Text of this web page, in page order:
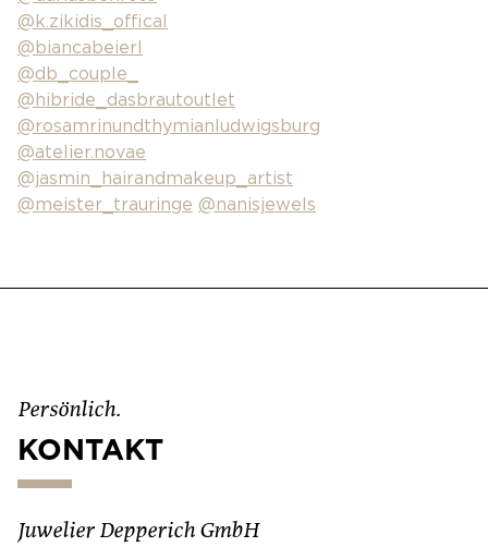
@k.zikidis_offical
@biancabeierl
@db_couple_
@hibride_dasbrautoutlet
@rosamrinundthymianludwigsburg
@atelier.novae
@jasmin_hairandmakeup_artist
@meister_trauringe @nanisjewels
Persönlich.
KONTAKT
Juwelier Depperich GmbH